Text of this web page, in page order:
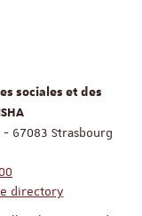
sociales et des
67083 Strasbourg
directory